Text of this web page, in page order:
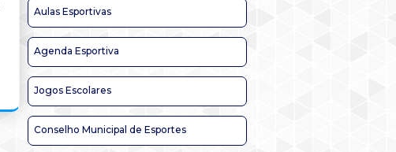
Aulas Esportivas
Agenda Esportiva
Jogos Escolares
Conselho Municipal de Esportes